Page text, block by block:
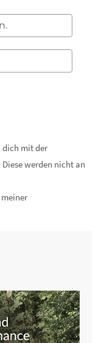
dich mit der
werden nicht an